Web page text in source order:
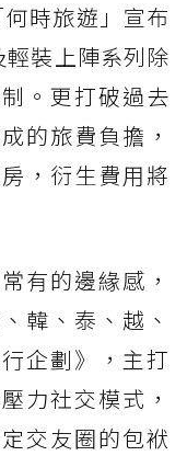
時旅遊」宣布
裝上陣系列除
。更打破過去
的旅費負擔，
，衍生費用將
有的邊緣感，
韓、泰、越、
企劃》，主打
力社交模式，
交友圈的包袱